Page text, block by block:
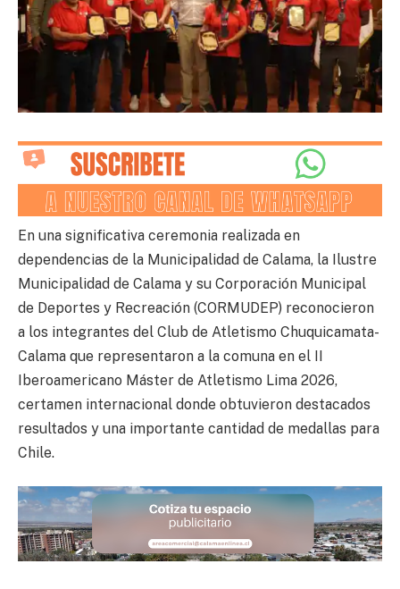
En una significativa ceremonia realizada en
dependencias de la Municipalidad de Calama, la Ilustre
Municipalidad de Calama y su Corporación Municipal
de Deportes y Recreación (CORMUDEP) reconocieron
a los integrantes del Club de Atletismo Chuquicamata-
Calama que representaron a la comuna en el II
Iberoamericano Máster de Atletismo Lima 2026,
certamen internacional donde obtuvieron destacados
resultados y una importante cantidad de medallas para
Chile.